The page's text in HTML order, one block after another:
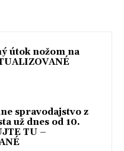
útok nožom na
spravodajstvo z
už dnes od 10.
TU –